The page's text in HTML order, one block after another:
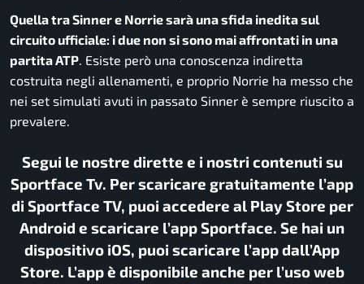
Quella tra Sinner e Norrie sarà una sfida inedita sul
circuito ufficiale: i due non si sono mai affrontati in una
partita ATP. Esiste però una conoscenza indiretta
costruita negli allenamenti, e proprio Norrie ha messo che
nei set simulati avuti in passato Sinner è sempre riuscito a
prevalere.
Segui le nostre dirette e i nostri contenuti su
Sportface Tv. Per scaricare gratuitamente l’app
di Sportface TV, puoi accedere al Play Store per
Android e scaricare l’app Sportface. Se hai un
dispositivo iOS, puoi scaricare l’app dall’App
Store. L’app è disponibile anche per l’uso web